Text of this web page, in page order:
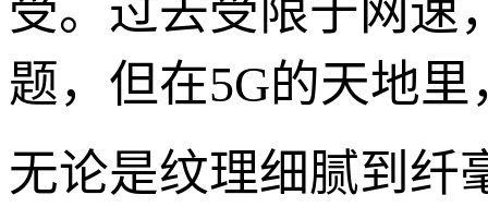
受。过去受限于网速
题，但在5G的天地
无论是纹理细腻到纤